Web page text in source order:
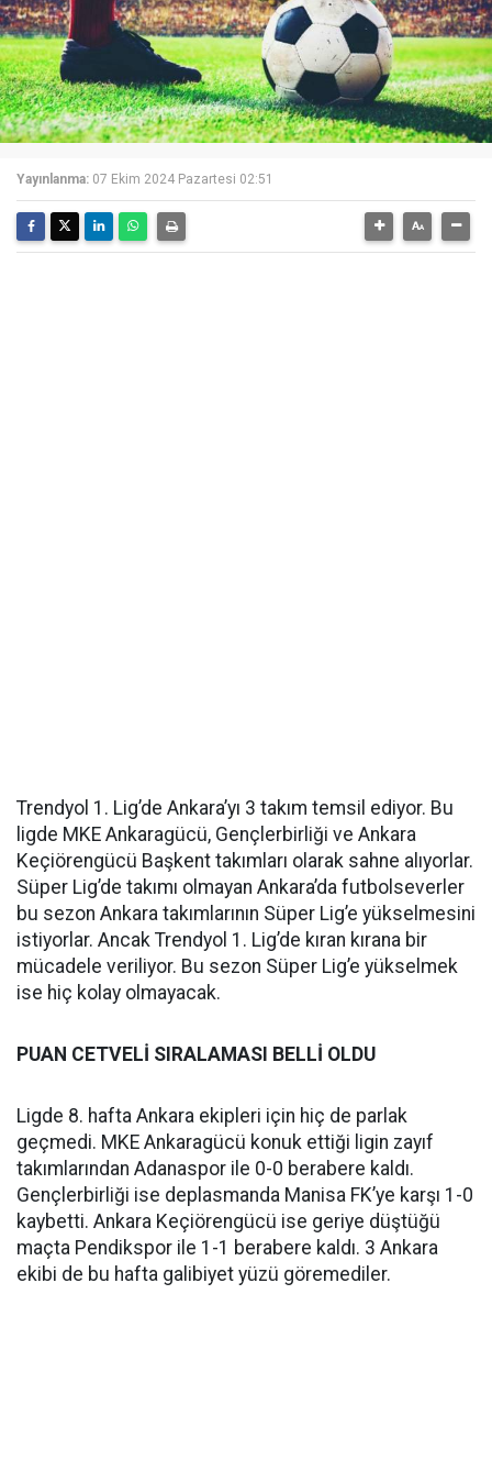
Yayınlanma: 07 Ekim 2024 Pazartesi 02:51
Trendyol 1. Lig’de Ankara’yı 3 takım temsil ediyor. Bu
ligde MKE Ankaragücü, Gençlerbirliği ve Ankara
Keçiörengücü Başkent takımları olarak sahne alıyorlar.
Süper Lig’de takımı olmayan Ankara’da futbolseverler
bu sezon Ankara takımlarının Süper Lig’e yükselmesini
istiyorlar. Ancak Trendyol 1. Lig’de kıran kırana bir
mücadele veriliyor. Bu sezon Süper Lig’e yükselmek
ise hiç kolay olmayacak.
PUAN CETVELİ SIRALAMASI BELLİ OLDU
Ligde 8. hafta Ankara ekipleri için hiç de parlak
geçmedi. MKE Ankaragücü konuk ettiği ligin zayıf
takımlarından Adanaspor ile 0-0 berabere kaldı.
Gençlerbirliği ise deplasmanda Manisa FK’ye karşı 1-0
kaybetti. Ankara Keçiörengücü ise geriye düştüğü
maçta Pendikspor ile 1-1 berabere kaldı. 3 Ankara
ekibi de bu hafta galibiyet yüzü göremediler.